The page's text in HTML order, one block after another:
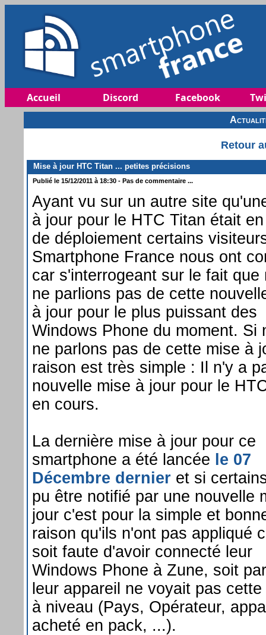
Accueil Discord Facebook
Retour
Mise à jour HTC Titan ... petites précisions
Publié le 15/12/2011 à 18:30 - Pas de commentaire ...
Ayant vu sur un autre site
à jour pour le HTC Titan était
de déploiement certains
Smartphone France nous ont
car s'interrogeant sur le fait que
ne parlions pas de cette
à jour pour le plus puissant des
Windows Phone du moment. Si
ne parlons pas de cette mise à
raison est très simple : Il n'y a
nouvelle mise à jour pour le
en cours.
La dernière mise à jour pour ce
smartphone a été lancée le 07
Décembre dernier et si
pu être notifié par une nouvelle
jour c'est pour la simple et
raison qu'ils n'ont pas appliqué
soit faute d'avoir connecté leur
Windows Phone à Zune, soit
leur appareil ne voyait pas
à niveau (Pays, Opérateur,
acheté en pack, ...).